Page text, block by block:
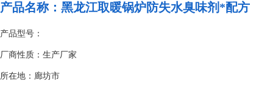
产品名称： 黑龙江取暖锅炉防失水臭味剂*配方
产品型号：
厂商性质：生产厂家
所在地：廊坊市